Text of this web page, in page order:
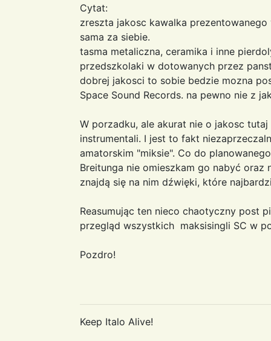
Cytat:
zreszta jakosc kawalka
sama za siebie.
tasma metaliczna, ceramika i inne
przedszkolaki w dotowanych przez
dobrej jakosci to sobie bedzie mozna
Space Sound Records. na pewno nie z
W porzadku, ale akurat nie o jakosc
instrumentali. I jest to fakt
amatorskim "miksie". Co do
Breitunga nie omieszkam go nabyć oraz
znajdą się na nim dźwięki, które
Reasumując ten nieco chaotyczny post
przegląd wszystkich maksisingli SC w
Pozdro!
Keep Italo Alive!